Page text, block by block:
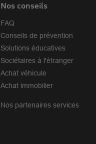
Nos conseils
FAQ
Conseils de prévention
Solutions éducatives
Sociétaires à l'étranger
Achat véhicule
Achat immobilier
Nos partenaires services